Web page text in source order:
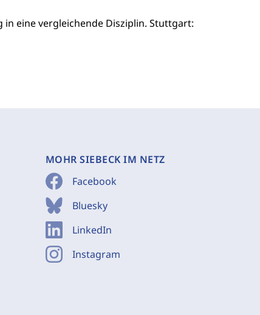
eine vergleichende Disziplin. Stuttgart:
MOHR SIEBECK IM NETZ
Facebook
Bluesky
LinkedIn
Instagram